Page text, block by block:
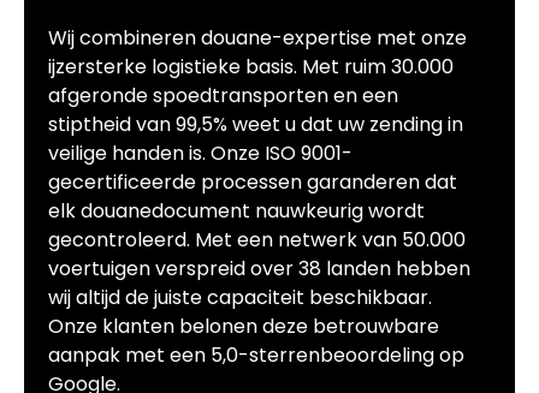
Wij combineren douane-expertise met onze
ijzersterke logistieke basis. Met ruim 30.000
afgeronde spoedtransporten en een
stiptheid van 99,5% weet u dat uw zending in
veilige handen is. Onze ISO 9001-
gecertificeerde processen garanderen dat
elk douanedocument nauwkeurig wordt
gecontroleerd. Met een netwerk van 50.000
voertuigen verspreid over 38 landen hebben
wij altijd de juiste capaciteit beschikbaar.
Onze klanten belonen deze betrouwbare
aanpak met een 5,0-sterrenbeoordeling op
Google.